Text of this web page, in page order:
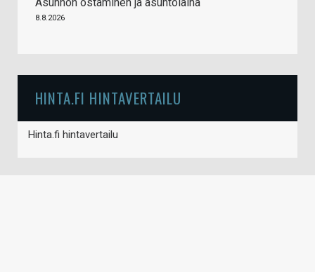
8.8.2026
HINTA.FI HINTAVERTAILU
Hinta.fi hintavertailu